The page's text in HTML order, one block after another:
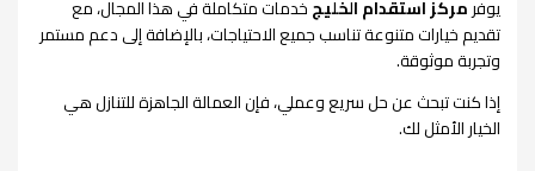
يوفرمركز استقدام الخليجخدمات متكاملة في هذا المجال، مع
تقديم خيارات متنوعة تناسب جميع الاحتياجات، بالإضافة إلى دعم مستمر
وتجربة موثوقة.
إذا كنت تبحث عن حل سريع وعملي، فإن العمالة الجاهزة للتنازل هي
الخيار الأمثل لك.